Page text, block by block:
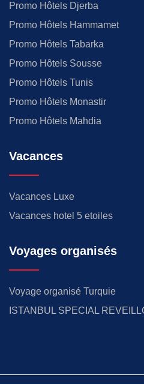
Promo Hôtels Djerba
Promo Hôtels Hammamet
Promo Hôtels Tabarka
Promo Hôtels Sousse
Promo Hôtels Tunis
Promo Hôtels Monastir
Promo Hôtels Mahdia
Vacances
Vacances Luxe
Vacances hotel 5 etoiles
Voyages organisés
Voyage organisé Turquie
ISTANBUL SPECIAL